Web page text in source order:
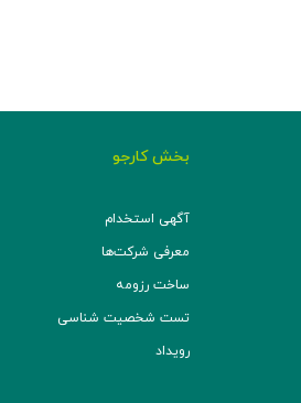
بخش کارجو
آگهی استخدام
معرفی شرکت‌ها
ساخت رزومه
تست شخصیت شناسی
رویداد